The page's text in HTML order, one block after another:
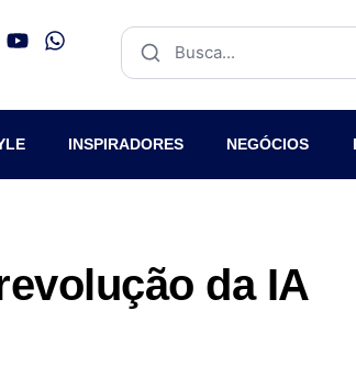
INSPIRADORES NEGÓCIOS
da IA